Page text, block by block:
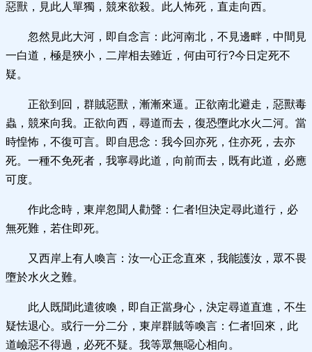
惡獸，見此人單獨，競來欲殺。此人怖死，直走向西。
忽然見此大河，即自念言：此河南北，不見邊畔，中間見
一白道，極是狹小，二岸相去雖近，何由可行?今日定死不
疑。
正欲到回，群賊惡獸，漸漸來逼。正欲南北避走，惡獸毒
蟲，競來向我。正欲向西，尋道而去，復恐墮此水火二河。當
時惶怖，不復可言。即自思念：我今回亦死，住亦死，去亦
死。一種不免死者，我寧尋此道，向前而去，既有此道，必應
可度。
作此念時，東岸忽聞人勸聲：仁者!但決定尋此道行，必
無死難，若住即死。
又西岸上有人喚言：汝一心正念直來，我能護汝，眾不畏
墮於水火之難。
此人既聞此遣彼喚，即自正當身心，決定尋道直進，不生
疑怯退心。或行一分二分，東岸群賊等喚言：仁者!回來，此
道嶮惡不得過，必死不疑。我等眾無噁心相向。